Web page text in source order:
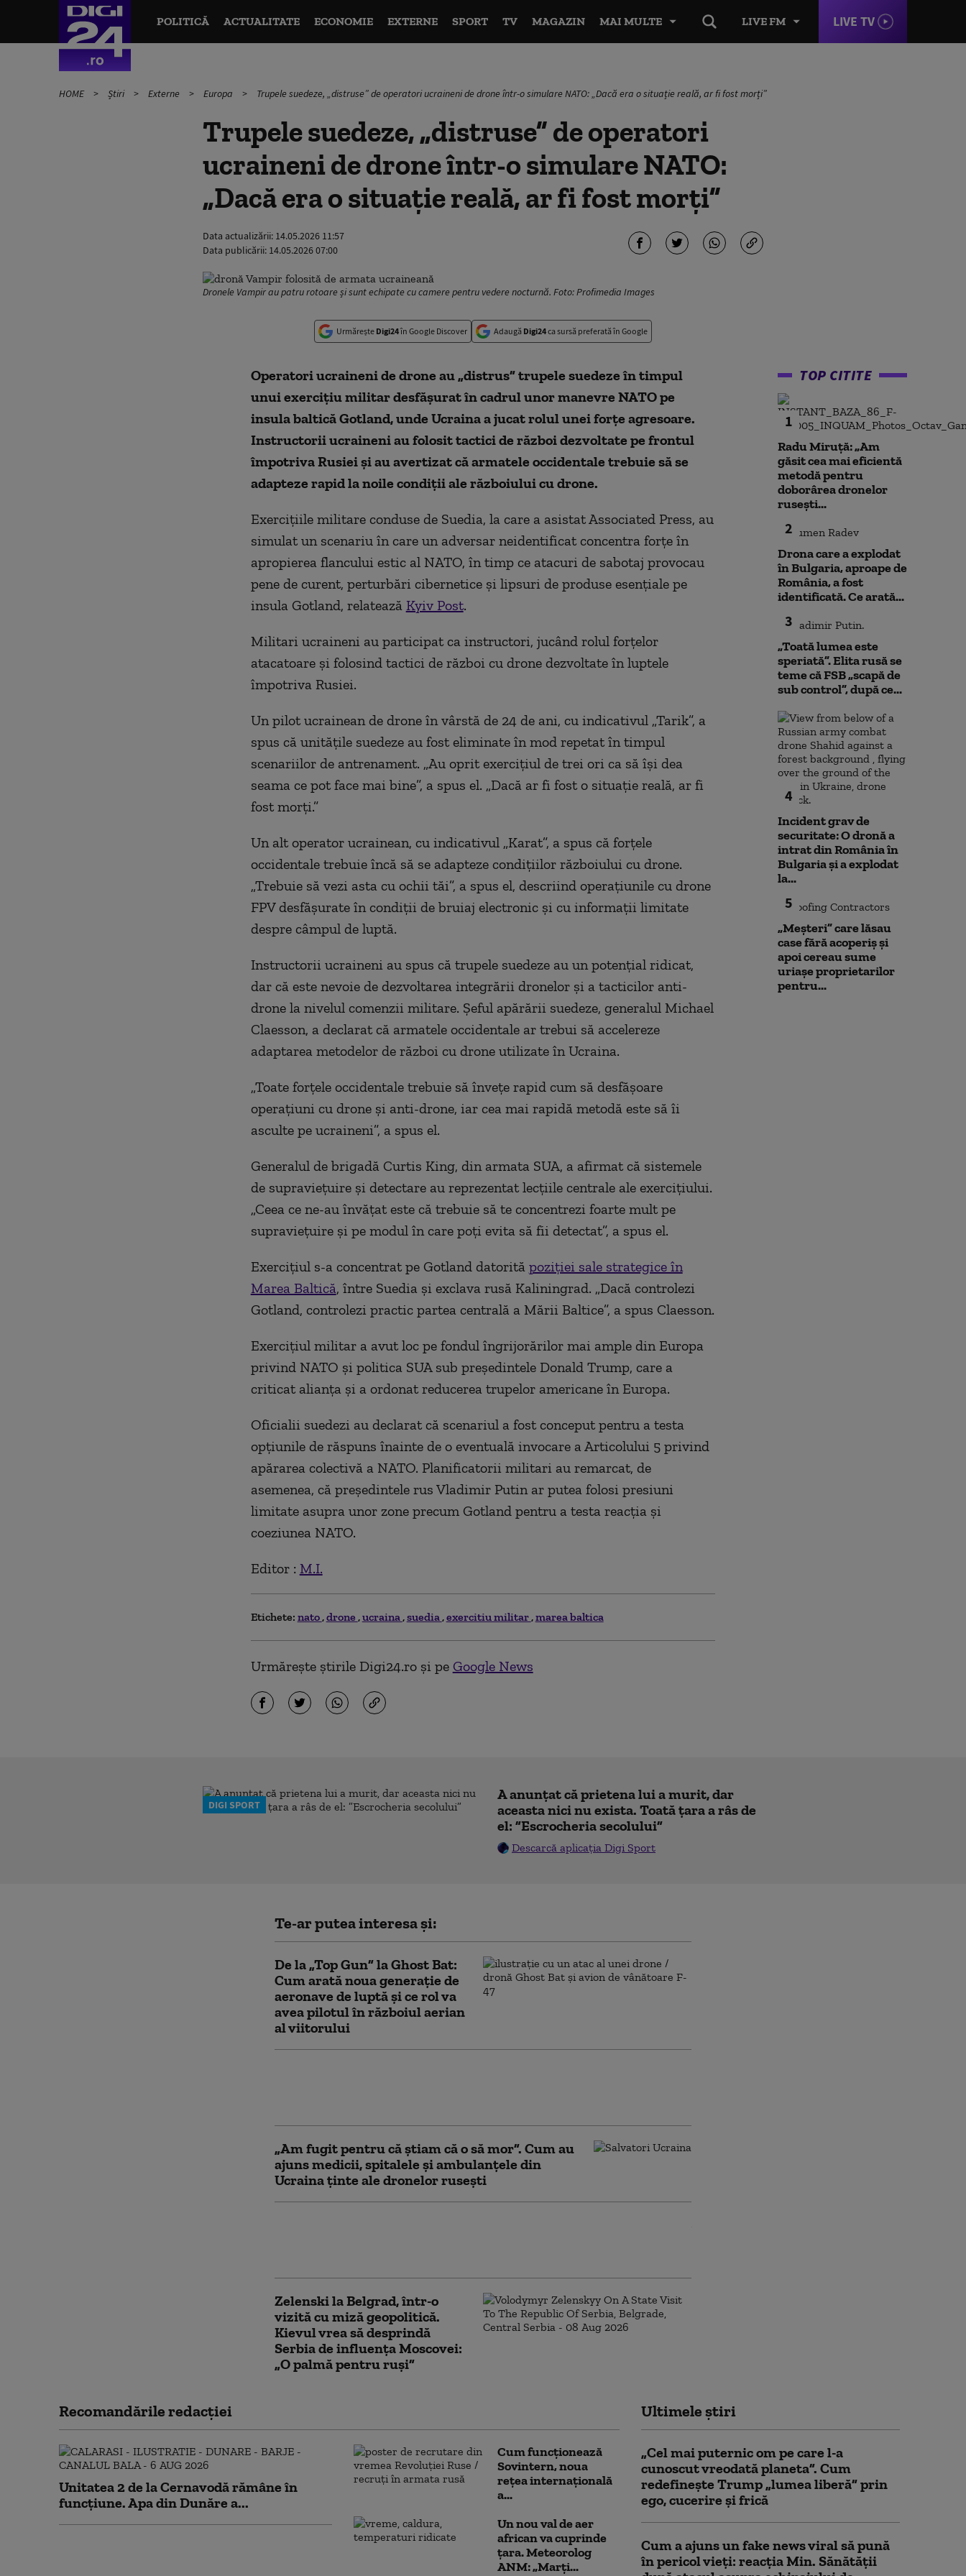
LIVE FM LIVE TV
POLITICĂ ACTUALITATE ECONOMIE EXTERNE SPORT TV MAGAZIN MAI MULTE
HOME Știri Externe Europa Trupele suedeze, „distruse” de operatori ucraineni de drone într-o simulare NATO: „Dacă era o situație reală, ar fi fost morți”
Trupele suedeze, „distruse” de operatori
ucraineni de drone într-o simulare NATO:
„Dacă era o situație reală, ar fi fost morți”
Data actualizării: 14.05.2026 11:57
Data publicării: 14.05.2026 07:00
Dronele Vampir au patru rotoare și sunt echipate cu camere pentru vedere nocturnă. Foto: Profimedia Images
Urmărește Digi24în Google Discover Adaugă Digi24ca sursă preferată în Google
Operatori ucraineni de drone au „distrus” trupele suedeze în timpul
unui exercițiu militar desfășurat în cadrul unor manevre NATO pe
insula baltică Gotland, unde Ucraina a jucat rolul unei forțe agresoare.
Instructorii ucraineni au folosit tactici de război dezvoltate pe frontul
împotriva Rusiei și au avertizat că armatele occidentale trebuie să se
adapteze rapid la noile condiții ale războiului cu drone.
Exercițiile militare conduse de Suedia, la care a asistat Associated Press, au
simulat un scenariu în care un adversar neidentificat concentra forțe în
apropierea flancului estic al NATO, în timp ce atacuri de sabotaj provocau
pene de curent, perturbări cibernetice și lipsuri de produse esențiale pe
insula Gotland, relatează Kyiv Post.
Militari ucraineni au participat ca instructori, jucând rolul forțelor
atacatoare și folosind tactici de război cu drone dezvoltate în luptele
împotriva Rusiei.
Un pilot ucrainean de drone în vârstă de 24 de ani, cu indicativul „Tarik”, a
spus că unitățile suedeze au fost eliminate în mod repetat în timpul
scenariilor de antrenament. „Au oprit exercițiul de trei ori ca să își dea
seama ce pot face mai bine”, a spus el. „Dacă ar fi fost o situație reală, ar fi
fost morți.”
Un alt operator ucrainean, cu indicativul „Karat”, a spus că forțele
occidentale trebuie încă să se adapteze condițiilor războiului cu drone.
„Trebuie să vezi asta cu ochii tăi”, a spus el, descriind operațiunile cu drone
FPV desfășurate în condiții de bruiaj electronic și cu informații limitate
despre câmpul de luptă.
Instructorii ucraineni au spus că trupele suedeze au un potențial ridicat,
dar că este nevoie de dezvoltarea integrării dronelor și a tacticilor anti-
drone la nivelul comenzii militare. Șeful apărării suedeze, generalul Michael
Claesson, a declarat că armatele occidentale ar trebui să accelereze
adaptarea metodelor de război cu drone utilizate în Ucraina.
„Toate forțele occidentale trebuie să învețe rapid cum să desfășoare
operațiuni cu drone și anti-drone, iar cea mai rapidă metodă este să îi
asculte pe ucraineni”, a spus el.
Generalul de brigadă Curtis King, din armata SUA, a afirmat că sistemele
de supraviețuire și detectare au reprezentat lecțiile centrale ale exercițiului.
„Ceea ce ne-au învățat este că trebuie să te concentrezi foarte mult pe
supraviețuire și pe modul în care poți evita să fii detectat”, a spus el.
Exercițiul s-a concentrat pe Gotland datorită poziției sale strategice în
Marea Baltică, între Suedia și exclava rusă Kaliningrad. „Dacă controlezi
Gotland, controlezi practic partea centrală a Mării Baltice”, a spus Claesson.
Exercițiul militar a avut loc pe fondul îngrijorărilor mai ample din Europa
privind NATO și politica SUA sub președintele Donald Trump, care a
criticat alianța și a ordonat reducerea trupelor americane în Europa.
Oficialii suedezi au declarat că scenariul a fost conceput pentru a testa
opțiunile de răspuns înainte de o eventuală invocare a Articolului 5 privind
apărarea colectivă a NATO. Planificatorii militari au remarcat, de
asemenea, că președintele rus Vladimir Putin ar putea folosi presiuni
limitate asupra unor zone precum Gotland pentru a testa reacția și
coeziunea NATO.
Editor : M.I.
Etichete: nato drone ucraina suedia exercitiu militar marea baltica
Urmărește știrile Digi24.ro și pe Google News
TOP CITITE
1
Radu Miruță: „Am
găsit cea mai eficientă
metodă pentru
doborârea dronelor
rusești...
2
Drona care a explodat
în Bulgaria, aproape de
România, a fost
identificată. Ce arată...
3
„Toată lumea este
speriată”. Elita rusă se
teme că FSB „scapă de
sub control”, după ce...
4
Incident grav de
securitate: O dronă a
intrat din România în
Bulgaria şi a explodat
la...
5
„Meșteri” care lăsau
case fără acoperiș și
apoi cereau sume
uriașe proprietarilor
pentru...
DIGI SPORT
A anunțat că prietena lui a murit, dar
aceasta nici nu exista. Toată țara a râs de
el: ”Escrocheria secolului”
Descarcă aplicația Digi Sport
Te-ar putea interesa și:
De la „Top Gun” la Ghost Bat:
Cum arată noua generație de
aeronave de luptă și ce rol va
avea pilotul în războiul aerian
al viitorului
„Am fugit pentru că știam că o să mor”. Cum au
ajuns medicii, spitalele și ambulanțele din
Ucraina ținte ale dronelor rusești
Zelenski la Belgrad, într-o
vizită cu miză geopolitică.
Kievul vrea să desprindă
Serbia de influența Moscovei:
„O palmă pentru ruși”
Recomandările redacţiei
Unitatea 2 de la Cernavodă rămâne în
funcțiune. Apa din Dunăre a...
Cum funcționează
Sovintern, noua
rețea internațională
a...
Un nou val de aer
african va cuprinde
țara. Meteorolog
ANM: „Marți...
Ultimele știri
„Cel mai puternic om pe care l-a
cunoscut vreodată planeta”. Cum
redefinește Trump „lumea liberă” prin
ego, cucerire și frică
Cum a ajuns un fake news viral să pună
în pericol vieți: reacția Min. Sănătății